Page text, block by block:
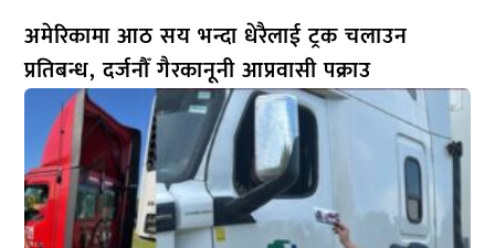
अमेरिकामा आठ सय भन्दा धेरैलाई ट्रक चलाउन
प्रतिबन्ध, दर्जनौँ गैरकानूनी आप्रवासी पक्राउ